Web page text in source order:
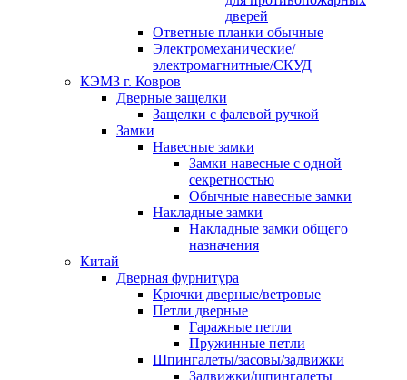
дверей
Ответные планки обычные
Электромеханические/
электромагнитные/СКУД
КЭМЗ г. Ковров
Дверные защелки
Защелки с фалевой ручкой
Замки
Навесные замки
Замки навесные с одной
секретностью
Обычные навесные замки
Накладные замки
Накладные замки общего
назначения
Китай
Дверная фурнитура
Крючки дверные/ветровые
Петли дверные
Гаражные петли
Пружинные петли
Шпингалеты/засовы/задвижки
Задвижки/шпингалеты